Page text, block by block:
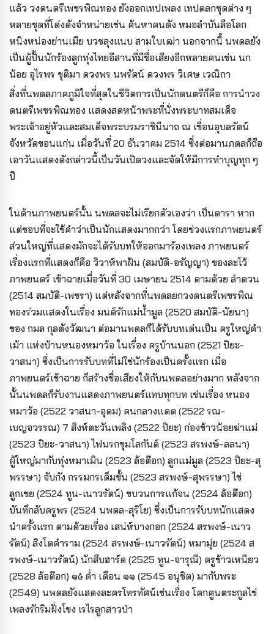
แล้ว วงดนตรีเพชรพิณทอง ยังออกเทปเพลง เทปตลกชุดต่าง ๆ
หลายชุดที่โด่งดังจำหน่ายเช่น ค้นหาคนดัง หมอลำบันลือโลก
หนิงหน่องย่านเมีย บวชลุงแนบ สามใบเฒ่า นอกจากนี้ นพดลยัง
เป็นผู้ปั้นนักร้องลูกทุ่งไทยอีสานที่มีชื่อเสียงอีกหลายคนเช่น นก
น้อย อุไรพร ชุติมา ดวงพร นพรัตน์ ดวงพร วิเศษ เวณิกา
สิ่งที่นพดลภาคภูมิใจที่สุดในชีวิตการเป็นนักดนตรีก็คือ การนำวง
ดนตรีเพชรพิณทอง แสดงสดหน้าพระที่นั่งพระบาทสมเด็จ
พระเจ้าอยู่หัวและสมเด็จพระบรมราชินีนาถ ณ เขื่อนอุบลรัตน์
จังหวัดขอนแก่น เมื่อวันที่ 20 ธันวาคม 2514 ซึ่งต่อมานภดลก็ถือ
เอาวันแสดงดังกล่าวนี้เป็นวันเปิดวงและจัดให้มีการทำบุญทุก ๆ
ปี
ในด้านภาพยนตร์นั้น นพดลจะไม่เรียกตัวเองว่า เป็นดารา หาก
แต่ชอบที่จะใช้คำว่าเป็นนักแสดงมากกว่า โดยช่วงแรกภาพยนตร์
ส่วนใหญ่ที่แสดงมักจะได้รับบทให้ออกมาร้องเพลง ภาพยนตร์
เรื่องแรกที่แสดงก็คือ วิวาห์พาฝัน (สมบัติ-อรัญญา) ของละโว้
ภาพยนตร์ เข้าฉายเมื่อวันที่ 30 เมษายน 2514 ตามด้วย ลำดวน
(2514 สมบัติ-เพชรา) แต่หลังจากที่นพดลยกวงดนตรีเพชรพิณ
ทองร่วมแสดงในเรื่อง มนต์รักแม่น้ำมูล (2520 สมบัติ-นัยนา)
ของ กมล กุลตังวัฒนา ต่อมานพดลก็ได้รับบทเด่นเป็น ครูใหญ่คำ
เม้า แห่งบ้านหนองหมาว้อ ในเรื่อง ครูบ้านนอก (2521 ปิยะ-
วาสนา) ซึ่งเป็นการรับบทที่ไม่ใช่นักร้องเป็นครั้งแรก เมื่อ
ภาพยนตร์เข้าฉาย ก็สร้างชื่อเสียงให้กับนพดลอย่างมาก หลังจาก
นั้นนพดลก็รับงานแสดงภาพยนตร์แทบทุกบท เช่นเรื่อง หนอง
หมาว้อ (2522 วาสนา-อุดม) คนกลางแดด (2522 รณ-
เบญจวรรณ) 7 สิงห์ตะวันเพลิง (2522 ปิยะ) ก่องข้าวน้อยฆ่าแม่
(2523 ปิยะ-วาสนา) ไฟนรกขุมโลกันต์ (2523 สรพงษ์-ลลนา)
ผู้ใหญ่มากับทุ่งหมาเมิน (2523 ล้อต๊อก) ลูกแม่มูล (2523 ปิยะ-สุ
พรรษา) จับกัง กรรมกรเต็มขั้น (2523 สรพงษ์-สุพรรษา) ไข่
ลูกเขย (2524 ทูน-เนาวรัตน์) ขบวนการแก้จน (2524 ล้อต๊อก)
บันทึกลับครูพร (2524 นพดล-สุริโย) ซึ่งเป็นการรับบทนักแสดง
นำครั้งแรก ตามด้วยเรื่อง เสน่ห์บางกอก (2524 สรพงษ์-เนาว
รัตน์) สิงโตคำราม (2524 สรพงษ์-เนาวรัตน์) หมามุ่ย (2524 ส
รพงษ์-เนาวรัตน์) นักสืบฮาร์ด (2525 ทูน-จารุณี) ครูข้าวเหนียว
(2528 ล้อต๊อก) ๑๕ ค่ำ เดือน ๑๑ (2545 อนุชิต) มากับพระ
(2549) นพดลยังแสดงละครโทรทัศน์เช่นเรื่อง โคกคูนตระกูลไข่
เพลงรักริมฝั่งโขง เรไรลูกสาวป่า